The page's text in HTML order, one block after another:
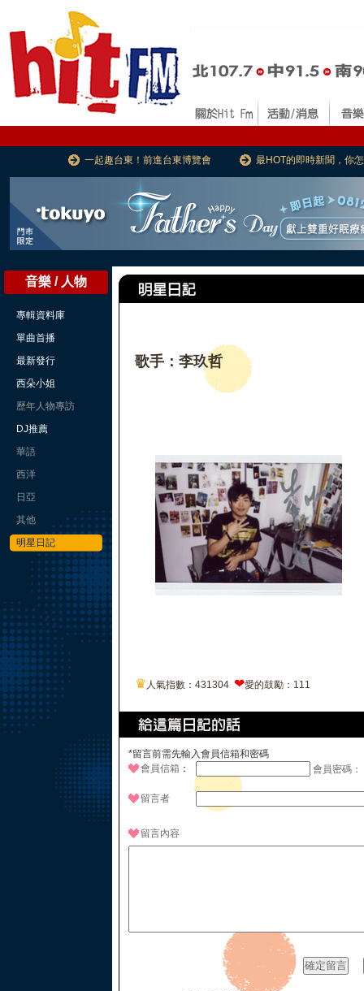
一起趣台東！前進台東博覽會 最HOT的即時新聞，你
音樂 / 人物
專輯資料庫
單曲首播
最新發行
西朵小姐
歷年人物專訪
DJ推薦
華語
西洋
日亞
其他
明星日記
歌手：李玖哲
♛ 人氣指數：431304 ❤愛的鼓勵：111
*留言前需先輸入會員信箱和密碼
會員信箱 ： 會員密碼：
留言者
留言內容